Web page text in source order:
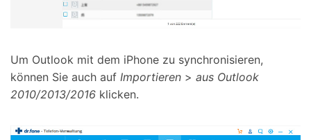
Um Outlook mit dem iPhone zu synchronisieren,
können Sie auch auf Importieren > aus Outlook
2010/2013/2016 klicken.